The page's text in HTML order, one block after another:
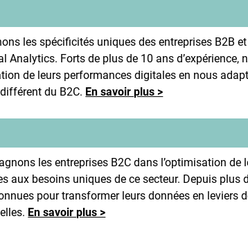
les spécificités uniques des entreprises B2B et
Analytics. Forts de plus de 10 ans d’expérience,
de leurs performances digitales en nous
du B2C. En savoir plus >
les entreprises B2C dans l’optimisation de
aux besoins uniques de ce secteur. Depuis plus
pour transformer leurs données en leviers
En savoir plus >